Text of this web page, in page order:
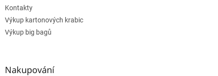
Kontakty
Výkup kartonových krabic
Výkup big bagů
Nakupování